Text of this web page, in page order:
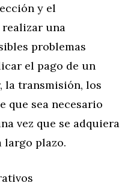
y el
una
problemas
el pago de un
la transmisión, los
que sea necesario
vez que se adquiera
largo plazo.